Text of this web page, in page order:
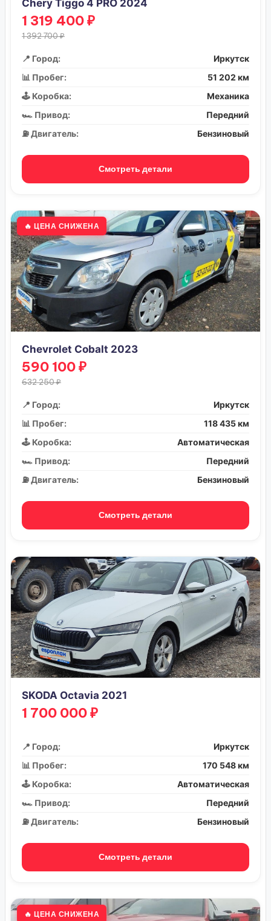
Chery Tiggo 4 PRO 2024
1 319 400 ₽
1 392 700 ₽
📍 Город:
Иркутск
📊 Пробег:
51 202 км
🕹️ Коробка:
Механика
🏎️ Привод:
Передний
⛽ Двигатель:
Бензиновый
Смотреть детали
🔥 ЦЕНА СНИЖЕНА
Chevrolet Cobalt 2023
590 100 ₽
632 250 ₽
📍 Город:
Иркутск
📊 Пробег:
118 435 км
🕹️ Коробка:
Автоматическая
🏎️ Привод:
Передний
⛽ Двигатель:
Бензиновый
Смотреть детали
SKODA Octavia 2021
1 700 000 ₽
📍 Город:
Иркутск
📊 Пробег:
170 548 км
🕹️ Коробка:
Автоматическая
🏎️ Привод:
Передний
⛽ Двигатель:
Бензиновый
Смотреть детали
🔥 ЦЕНА СНИЖЕНА